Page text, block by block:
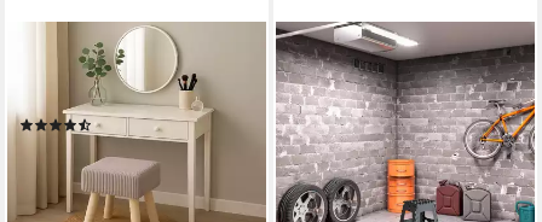
RELAXDAYS
Sitzhocker Hocker Cord,
Hellgrau
(2)
lieferbar - in 2-3 Werktagen bei dir
RELAXDAYS
Sitzhocker Klapphocker
faltbar XL 2er Set (Set, 2er
Set)
29,99 € UVP59,99 €
-50%
lieferbar - in 2-3 Werktagen bei dir